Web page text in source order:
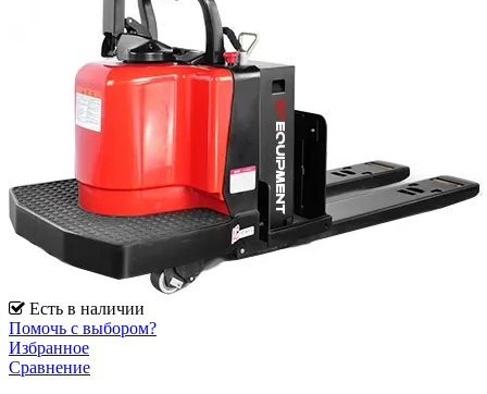
Есть в наличии
Помочь с выбором?
Избранное
Сравнение